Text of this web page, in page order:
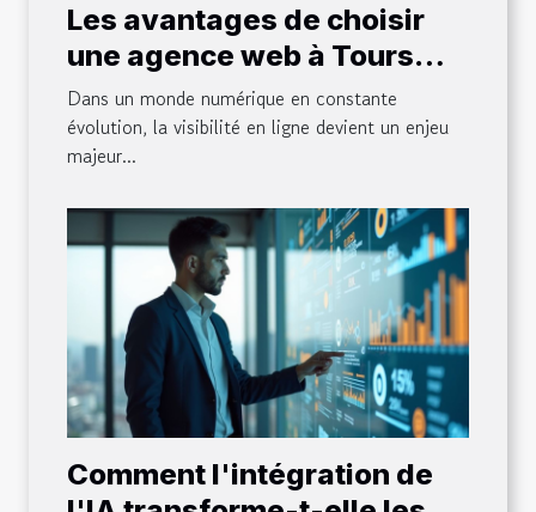
Les avantages de choisir
une agence web à Tours
pour votre entreprise locale
Dans un monde numérique en constante
évolution, la visibilité en ligne devient un enjeu
majeur...
Comment l'intégration de